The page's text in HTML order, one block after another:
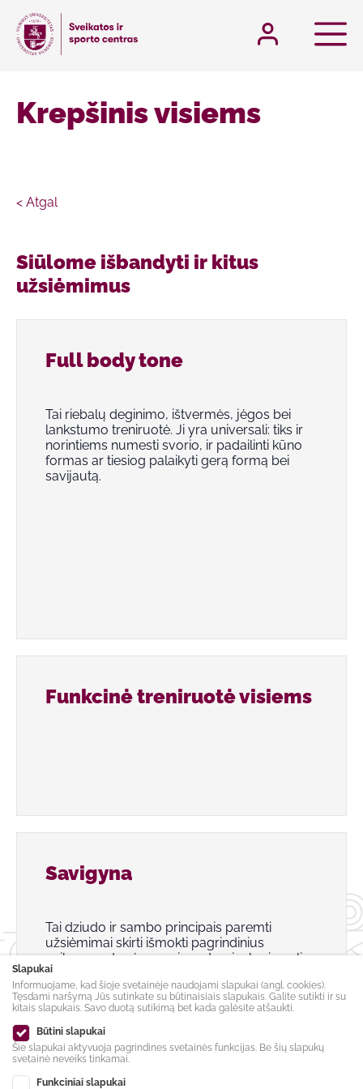
Krepšinis visiems
< Atgal
Siūlome išbandyti ir kitus
užsiėmimus
Full body tone
Tai riebalų deginimo, ištvermės, jėgos bei
lankstumo treniruotė. Ji yra universali: tiks ir
norintiems numesti svorio, ir padailinti kūno
formas ar tiesiog palaikyti gerą formą bei
savijautą.
Funkcinė treniruotė visiems
Savigyna
Tai dziudo ir sambo principais paremti
užsiėmimai skirti išmokti pagrindinius
veiksmus stovėsenos ir parteryje, kurie gali
būti pritaikyti savigynai.
Slapukai
Informuojame, kad šioje svetainėje naudojami slapukai (angl. cookies).
Tęsdami naršymą Jūs sutinkate su būtinaisiais slapukais. Galite sutikti ir su
kitais slapukais. Savo duotą sutikimą bet kada galėsite atšaukti.
Būtini slapukai
Šie slapukai aktyvuoja pagrindines svetainės funkcijas. Be šių slapukų
svetainė neveiks tinkamai.
Funkciniai slapukai